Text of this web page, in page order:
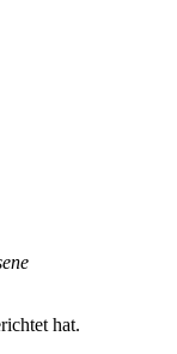
hat.